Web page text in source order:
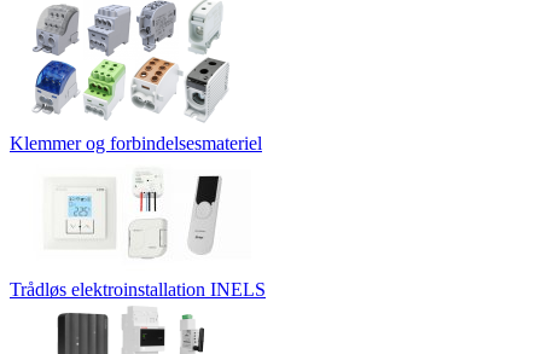
Klemmer og forbindelsesmateriel
Trådløs elektroinstallation INELS